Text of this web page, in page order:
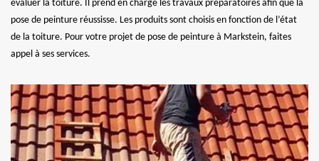
évaluer la toiture. Il prend en charge les travaux préparatoires afin que la
pose de peinture réussisse. Les produits sont choisis en fonction de l’état
de la toiture. Pour votre projet de pose de peinture à Markstein, faites
appel à ses services.